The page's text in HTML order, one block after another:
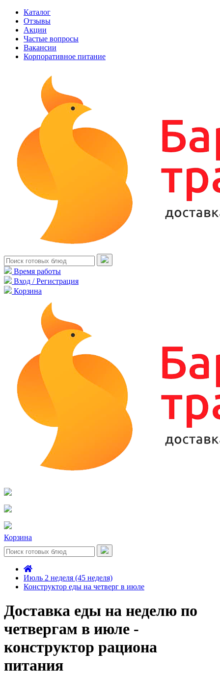
Каталог
Отзывы
Акции
Частые вопросы
Вакансии
Корпоративное питание
Время работы
Вход / Регистрация
Корзина
Корзина
Июль 2 неделя (45 неделя)
Конструктор еды на четверг в июле
Доставка еды на неделю по
четвергам в июле -
конструктор рациона
питания